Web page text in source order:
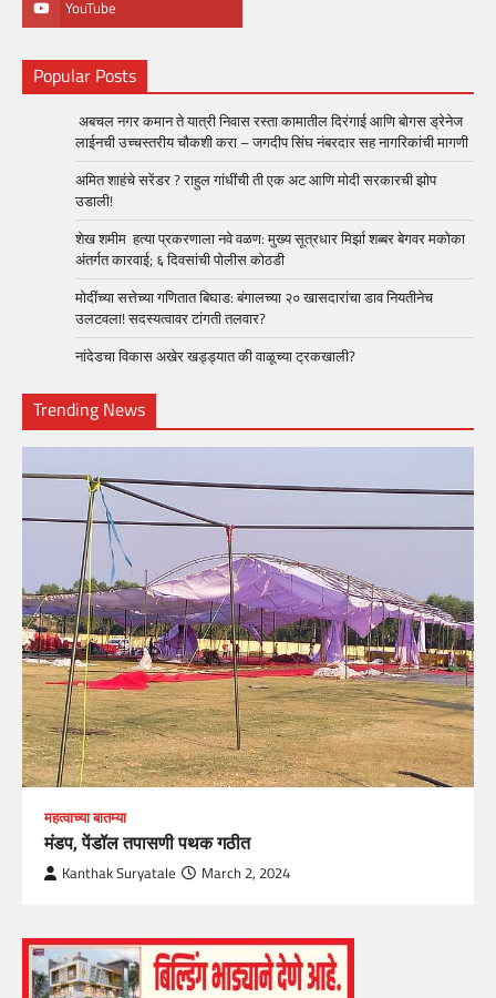
YouTube
Popular Posts
अबचल नगर कमान ते यात्री निवास रस्ता कामातील दिरंगाई आणि बोगस ड्रेनेज
लाईनची उच्चस्तरीय चौकशी करा – जगदीप सिंघ नंबरदार सह नागरिकांची मागणी
अमित शाहंचे सरेंडर ? राहुल गांधींची ती एक अट आणि मोदी सरकारची झोप
उडाली!
शेख शमीम हत्या प्रकरणाला नवे वळण: मुख्य सूत्रधार मिर्झा शब्बर बेगवर मकोका
अंतर्गत कारवाई; ६ दिवसांची पोलीस कोठडी
मोदींच्या सत्तेच्या गणितात बिघाड: बंगालच्या २० खासदारांचा डाव नियतीनेच
उलटवला! सदस्यत्वावर टांगती तलवार?
नांदेडचा विकास अखेर खड्ड्यात की वाळूच्या ट्रकखाली?
Trending News
महत्वाच्या बातम्या
मंडप, पेंडॉल तपासणी पथक गठीत
Kanthak Suryatale March 2, 2024